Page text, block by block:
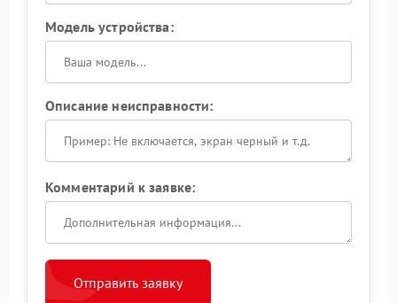
Модель устройства:
Описание неисправности:
Комментарий к заявке:
Отправить заявку